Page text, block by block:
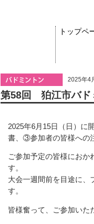
トップペ
2025年4
第58回 狛江市バド
2025年6月15日（日）に
書、③参加者の皆様への
ご参加予定の皆様におか
す。
大会一週間前を目途に、
す。
皆様奮って、ご参加いた